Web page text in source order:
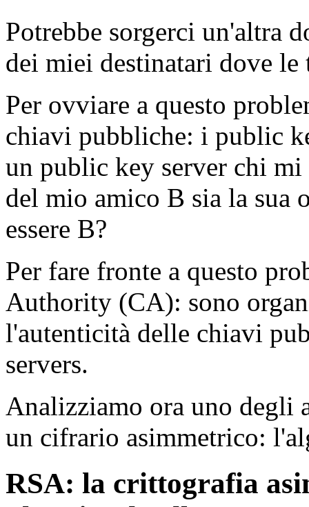
Potrebbe sorgerci un'altra
dei miei destinatari dove le
Per ovviare a questo
chiavi pubbliche: i public
un public key server chi mi
del mio amico B sia la sua
essere B?
Per fare fronte a questo
Authority (CA): sono
l'autenticità delle chiavi
servers.
Analizziamo ora uno degli
un cifrario asimmetrico:
RSA: la crittografia